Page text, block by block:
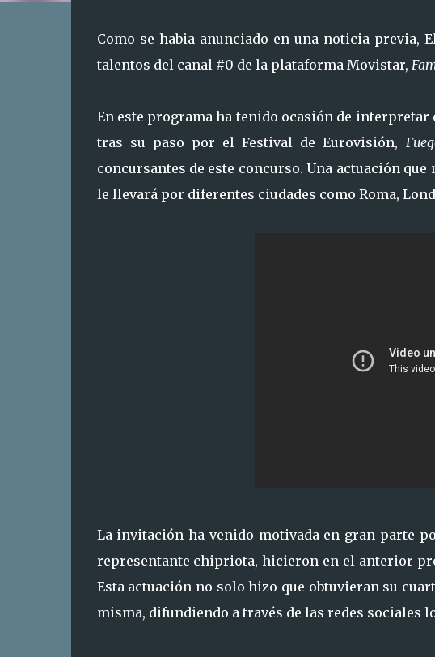
Como se habia anunciado en una noticia previa,
talentos del canal #0 de la plataforma Movistar,
En este programa ha tenido ocasión de interpretar
tras su paso por el Festival de Eurovisión,
concursantes de este concurso. Una actuación
le llevará por diferentes ciudades como Roma,
La invitación ha venido motivada en gran parte
representante chipriota, hicieron en el anterior
Esta actuación no solo hizo que obtuvieran su
misma, difundiendo a través de las redes sociales